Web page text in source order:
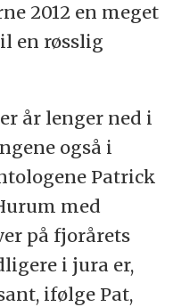
2012 en meget
en røsslig
år lenger ned i
også i
Patrick
med
på fjorårets
i jura er,
ifølge Pat,